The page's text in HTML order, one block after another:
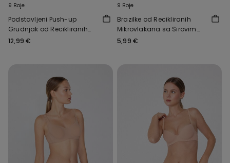
9 Boje
Podstavljeni Push-up
Grudnjak od Recikliranih
Mikrovlakana Athens
12,99 €
9 Boje
Brazilke od Recikliranih
Mikrovlakana sa Sirovim
Rubom
5,99 €